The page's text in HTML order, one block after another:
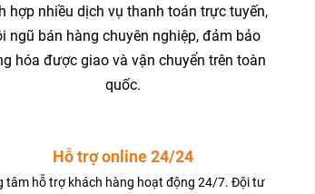
hợp nhiều dịch vụ thanh toán trực tuyến,
ngũ bán hàng chuyên nghiệp, đảm bảo
hóa được giao và vận chuyển trên toàn
quốc.
Hỗ trợ online 24/24
tâm hỗ trợ khách hàng hoạt động 24/7. Đội tư